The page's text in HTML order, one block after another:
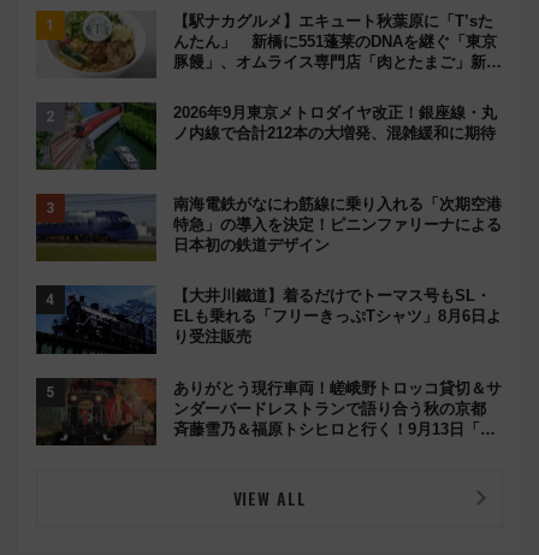
【駅ナカグルメ】エキュート秋葉原に「T’sた
んたん」 新橋に551蓬莱のDNAを継ぐ「東京
豚饅」、オムライス専門店「肉とたまご」新グ
2026年9月東京メトロダイヤ改正！銀座線・丸
ノ内線で合計212本の大増発、混雑緩和に期待
南海電鉄がなにわ筋線に乗り入れる「次期空港
特急」の導入を決定！ピニンファリーナによる
日本初の鉄道デザイン
【大井川鐵道】着るだけでトーマス号もSL・
ELも乗れる「フリーきっぷTシャツ」8月6日よ
り受注販売
ありがとう現行車両！嵯峨野トロッコ貸切＆サ
ンダーバードレストランで語り合う秋の京都
斉藤雪乃＆福原トシヒロと行く！9月13日「京
VIEW ALL